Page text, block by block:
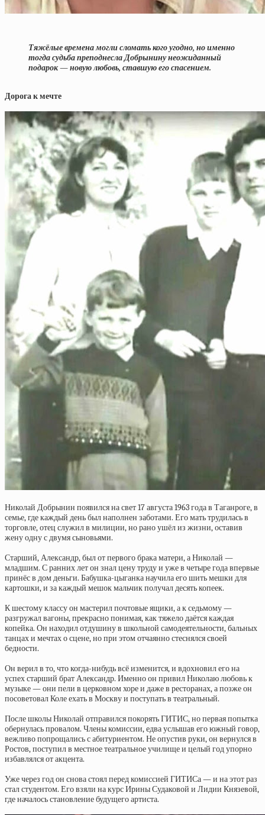
Тяжёлые времена могли сломать кого угодно, но именно
тогда судьба преподнесла Добрынину неожиданный
подарок — новую любовь, ставшую его спасением.
Дорога к мечте
Николай Добрынин появился на свет 17 августа 1963 года в Таганроге, в
семье, где каждый день был наполнен заботами. Его мать трудилась в
торговле, отец служил в милиции, но рано ушёл из жизни, оставив
жену одну с двумя сыновьями.
Старший, Александр, был от первого брака матери, а Николай —
младшим. С ранних лет он знал цену труду и уже в четыре года впервые
принёс в дом деньги. Бабушка-цыганка научила его шить мешки для
картошки, и за каждый мешок мальчик получал десять копеек.
К шестому классу он мастерил почтовые ящики, а к седьмому —
разгружал вагоны, прекрасно понимая, как тяжело даётся каждая
копейка. Он находил отдушину в школьной самодеятельности, бальных
танцах и мечтах о сцене, но при этом отчаянно стеснялся своей
бедности.
Он верил в то, что когда-нибудь всё изменится, и вдохновил его на
успех старший брат Александр. Именно он привил Николаю любовь к
музыке — они пели в церковном хоре и даже в ресторанах, а позже он
посоветовал Коле ехать в Москву и поступать в театральный.
После школы Николай отправился покорять ГИТИС, но первая попытка
обернулась провалом. Члены комиссии, едва услышав его южный говор,
вежливо попрощались с абитуриентом. Не опустив руки, он вернулся в
Ростов, поступил в местное театральное училище и целый год упорно
избавлялся от акцента.
Уже через год он снова стоял перед комиссией ГИТИСа — и на этот раз
стал студентом. Его взяли на курс Ирины Судаковой и Лидии Князевой,
где началось становление будущего артиста.